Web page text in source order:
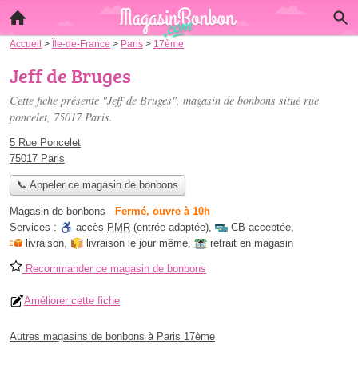
Accueil > Île-de-France > Paris > 17ème
Jeff de Bruges
Cette fiche présente "Jeff de Bruges", magasin de bonbons situé rue
poncelet, 75017 Paris.
5 Rue Poncelet
75017 Paris
📞 Appeler ce magasin de bonbons
Magasin de bonbons - Fermé, ouvre à 10h
Services :
accès PMR (entrée adaptée), CB acceptée,
livraison, livraison le jour même, retrait en magasin
Recommander ce magasin de bonbons
Améliorer cette fiche
Autres magasins de bonbons à Paris 17ème